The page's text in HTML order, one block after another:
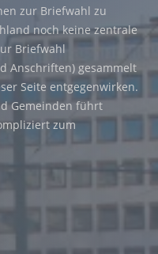
zur Briefwahl zu
noch keine zentrale
Briefwahl
Anschriften) gesammelt
Seite entgegenwirken.
Gemeinden führt
zum